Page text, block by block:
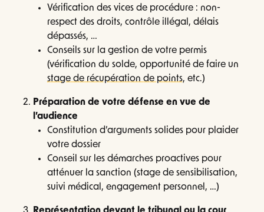
Vérification des vices de procédure : non-
respect des droits, contrôle illégal, délais
dépassés, …
Conseils sur la gestion de votre permis
(vérification du solde, opportunité de faire un
stage de récupération de points, etc.)
Préparation de votre défense en vue de
l’audience
Constitution d’arguments solides pour plaider
votre dossier
Conseil sur les démarches proactives pour
atténuer la sanction (stage de sensibilisation,
suivi médical, engagement personnel, …)